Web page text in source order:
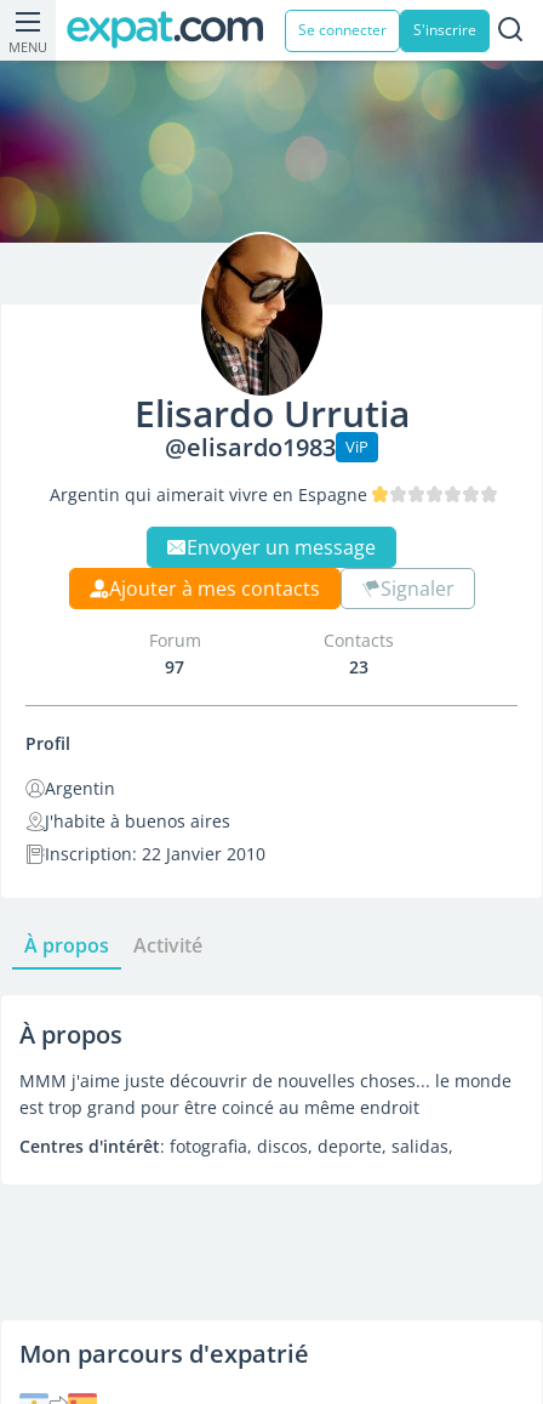
MENU
Se connecter S'inscrire
Elisardo Urrutia
@elisardo1983 ViP
Argentin qui aimerait vivre en Espagne
Envoyer un message
Ajouter à mes contacts
Signaler
Forum
97
Contacts
23
Profil
Argentin
J'habite à buenos aires
Inscription: 22 Janvier 2010
À propos Activité
À propos
MMM j'aime juste découvrir de nouvelles choses... le monde
est trop grand pour être coincé au même endroit
Centres d'intérêt: fotografia, discos, deporte, salidas,
Mon parcours d'expatrié